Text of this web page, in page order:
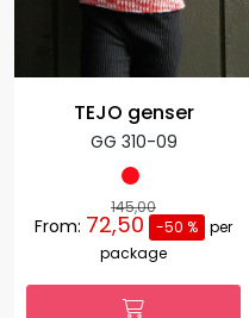
TEJO genser
GG 310-09
145,00
From: 72,50 -50 % per
package